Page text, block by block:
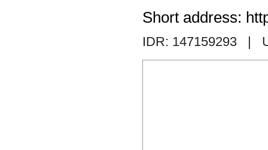
Short address:
IDR: 147159293 |